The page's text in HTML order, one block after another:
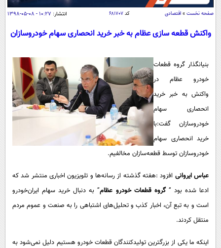
اقتصاد
اقتصادی
جامعه
حوادث
سلامت
یک برش دانایی
محیط زیست
سفر و تفریح
بین الملل
سیاست خارجی
فرهنگ و هنر
علم و دانش
فناوری و It
علمی
اخبار کریپتو
قرآن
گوناگون
سرگرمی
فیلم
خواندنی ها و دیدنی ها
آموزش زبان
صفحه نخست » اقتصادی کد۶۸۱۷۰۷ انتشار: ۱۰:۲۷ - ۰۸-۰۵-۱۳۹۸
واکنش قطعه سازی عظام به خبر خرید انحصاری سهام خودروسازان
بنیانگذار گروه قطعات
خودرو عظام در
واکنش به خبر خرید
انحصاری سهام
خودروسازان گفت:با
خرید انحصاری سهام
خودروسازان توسط قطعه‌سازان مخالفیم.
عباس ایروانی افزود :هفته گذشته از رسانه‌ها و تلویزیون اخباری منتشر شد که
ادعا شده بود ”گروه قطعات خودرو عظام” به دنبال خرید سهام ایران‌خودرو
است و به تبع آن، اخبار کذب و تحلیل‌های اشتباهی را به صنعت و عموم‌ مردم
منتقل کردند.
اینکه ما یکی از بزرگترین تولیدکنندگان قطعات خودرو هستیم دلیل نمی‌شود به